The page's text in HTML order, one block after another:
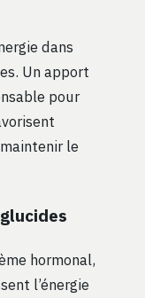
dans
Un apport
pour
le
hormonal,
l’énergie